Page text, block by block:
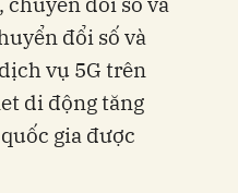
đổi số và
vụ 5G trên
di động tăng
gia được